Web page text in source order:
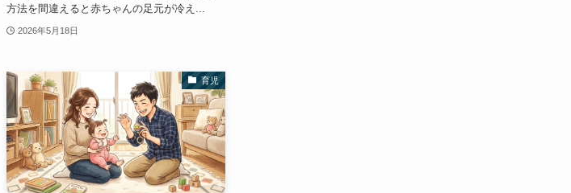
方法を間違えると赤ちゃんの足元が冷え...
2026年5月18日
育児